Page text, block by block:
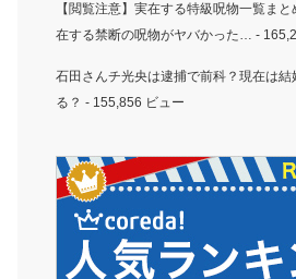
【閲覧注意】実在する特級呪物一覧ま
在する禁断の呪物がヤバかった… -
石田さんチ光央は逮捕で前科？現在は結
る？ - 155,856 ビュー